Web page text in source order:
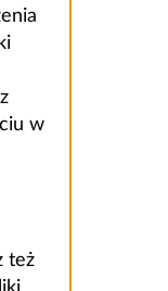
w
też